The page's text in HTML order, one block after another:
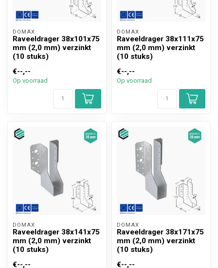
DOMAX
Raveeldrager 38x101x75
mm (2,0 mm) verzinkt
(10 stuks)
€--,--
Op voorraad
DOMAX
Raveeldrager 38x111x75
mm (2,0 mm) verzinkt
(10 stuks)
€--,--
Op voorraad
DOMAX
Raveeldrager 38x141x75
mm (2,0 mm) verzinkt
(10 stuks)
€--,--
DOMAX
Raveeldrager 38x171x75
mm (2,0 mm) verzinkt
(10 stuks)
€--,--